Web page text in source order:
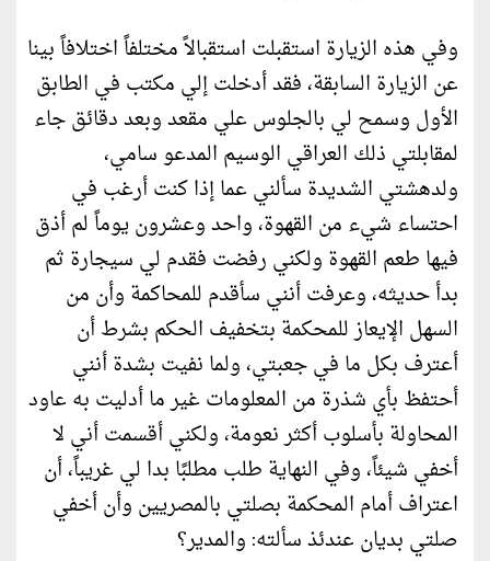
وفي هذه الزيارة استقبلت استقبالاً مختلفاً اختلافاً بينا
عن الزيارة السابقة، فقد أدخلت إلي مكتب في الطابق
الأول وسمح لي بالجلوس علي مقعد وبعد دقائق جاء
لمقابلتي ذلك العراقي الوسيم المدعو سامي،
ولدهشتي الشديدة سألني عما إذا كنت أرغب في
احتساء شيء من القهوة، واحد وعشرون يوماً لم أذق
فيها طعم القهوة ولكني رفضت فقدم لي سيجارة ثم
بدأ حديثه، وعرفت أنني سأقدم للمحاكمة وأن من
السهل الإيعاز للمحكمة بتخفيف الحكم بشرط أن
أعترف بكل ما في جعبتي، ولما نفيت بشدة أنني
أحتفظ بأي شذرة من المعلومات غير ما أدليت به عاود
المحاولة بأسلوب أكثر نعومة، ولكني أقسمت أني لا
أخفي شيئاً، وفي النهاية طلب مطلبًا بدا لي غريباً، أن
اعتراف أمام المحكمة بصلتي بالمصريين وأن أخفي
صلتي بديان عندئذ سألته: والمدير؟